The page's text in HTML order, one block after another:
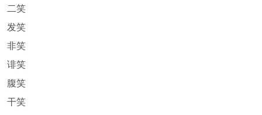
二笑
发笑
非笑
诽笑
腹笑
干笑